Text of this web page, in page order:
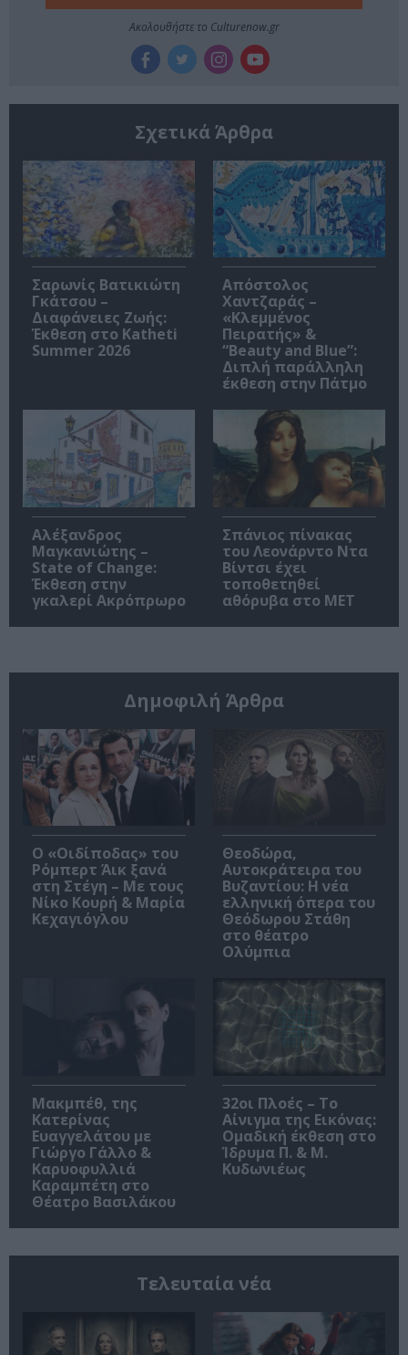
Ακολουθήστε το Culturenow.gr
Σχετικά Άρθρα
Σαρωνίς Βατικιώτη
Γκάτσου –
Διαφάνειες Ζωής:
Έκθεση στο Katheti
Summer 2026
Απόστολος
Χαντζαράς –
«Κλεμμένος
Πειρατής» &
“Beauty and Blue”:
Διπλή παράλληλη
έκθεση στην Πάτμο
Αλέξανδρος
Μαγκανιώτης –
State of Change:
Έκθεση στην
γκαλερί Ακρόπρωρο
Σπάνιος πίνακας
του Λεονάρντο Ντα
Βίντσι έχει
τοποθετηθεί
αθόρυβα στο MET
Δημοφιλή Άρθρα
O «Οιδίποδας» του
Ρόμπερτ Άικ ξανά
στη Στέγη – Με τους
Νίκο Κουρή & Μαρία
Κεχαγιόγλου
Θεοδώρα,
Αυτοκράτειρα του
Βυζαντίου: Η νέα
ελληνική όπερα του
Θεόδωρου Στάθη
στο θέατρο
Ολύμπια
Μακμπέθ, της
Κατερίνας
Ευαγγελάτου με
Γιώργο Γάλλο &
Καρυοφυλλιά
Καραμπέτη στο
Θέατρο Βασιλάκου
32οι Πλοές – Το
Αίνιγμα της Εικόνας:
Ομαδική έκθεση στο
Ίδρυμα Π. & Μ.
Κυδωνιέως
Τελευταία νέα